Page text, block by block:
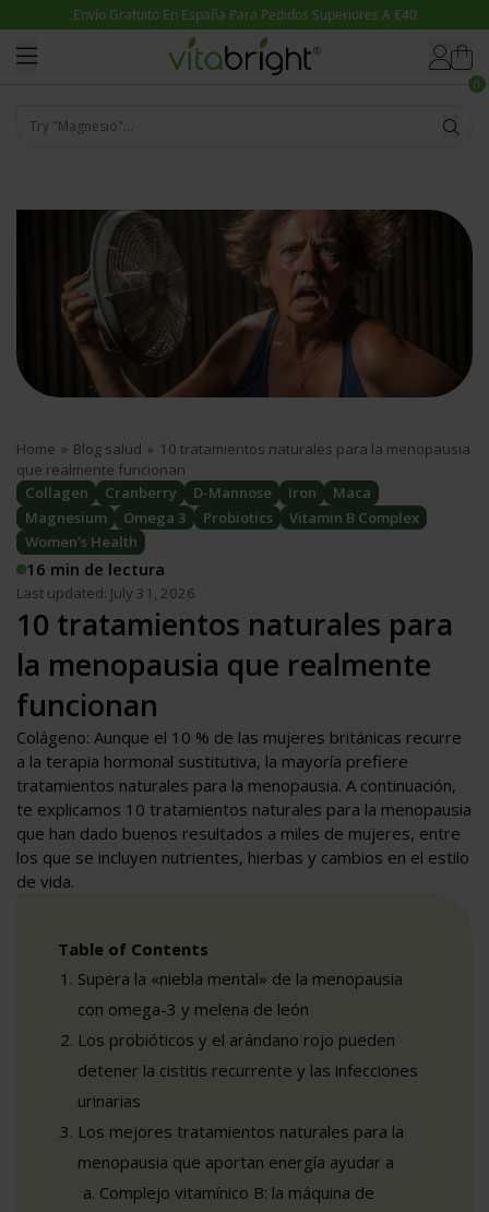
Ir directamente al contenido
0
Try "Ashwagandha"...
Home » Blog salud » 10 tratamientos naturales para la menopausia
que realmente funcionan
Collagen
Cranberry D-Mannose Iron
Maca
Magnesium
Omega 3 Probiotics
Vitamin B Complex
Women’s Health
16 min de lectura
Last updated: July 31, 2026
10 tratamientos naturales para
la menopausia que realmente
funcionan
Colágeno: Aunque el 10 % de las mujeres británicas recurre
a la terapia hormonal sustitutiva, la mayoría prefiere
tratamientos naturales para la menopausia. A continuación,
te explicamos 10 tratamientos naturales para la menopausia
que han dado buenos resultados a miles de mujeres, entre
los que se incluyen nutrientes, hierbas y cambios en el estilo
de vida.
Table of Contents
Supera la «niebla mental» de la menopausia
con omega-3 y melena de león
Los probióticos y el arándano rojo pueden
detener la cistitis recurrente y las infecciones
urinarias
Los mejores tratamientos naturales para la
menopausia que aportan energía ayudar a
Complejo vitamínico B: la máquina de